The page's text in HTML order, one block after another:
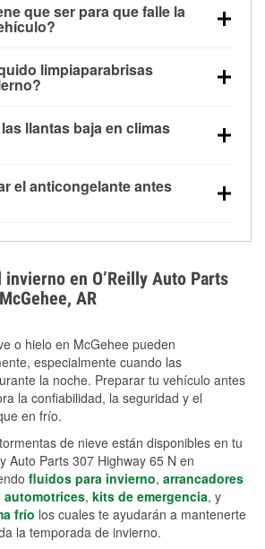
que ser para que falle la
y puede perder hasta la mitad de
cerca de los 0 °F, lo que
limpiaparabrisas
a disolver la sal y la nieve
para mejorar la visibilidad.
llantas baja en climas
por cada 10 °F que baja la
obtener más información sobre
el anticongelante antes
en condiciones de frío
cómo comprobar la protección
nuestra sección How-To.
en O’Reilly Auto Parts
AR
o hielo en McGehee pueden
especialmente cuando las
la noche. Preparar tu vehículo antes
la confiabilidad, la seguridad y el
en frío.
de nieve están disponibles en tu
Auto Parts 307 Highway 65 N en
fluidos para invierno, arrancadores
automotrices, kits de emergencia, y
frío los cuales te ayudarán a mantenerte
la temporada de invierno.